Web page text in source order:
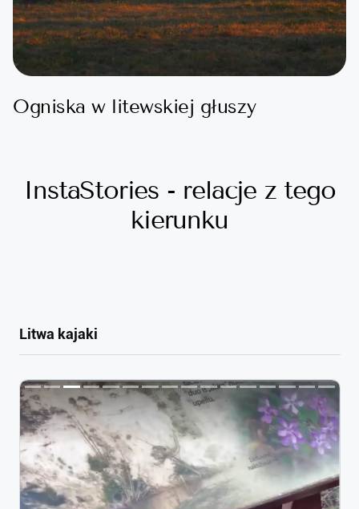
Ogniska w litewskiej głuszy
InstaStories - relacje z tego
kierunku